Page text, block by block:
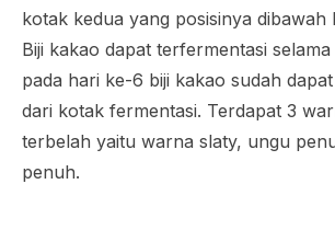
kotak kedua yang posisinya dibawah
Biji kakao dapat terfermentasi
pada hari ke-6 biji kakao sudah
dari kotak fermentasi. Terdapat 3
terbelah yaitu warna slaty, ungu
penuh.